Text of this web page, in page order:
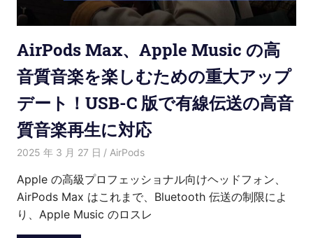
AirPods Max、Apple Music の高
音質音楽を楽しむための重大アップ
デート！USB-C 版で有線伝送の高音
質音楽再生に対応
2025 年 3 月 27 日 愛麗絲
AirPods
Apple の高級プロフェッショナル向けヘッドフォン、
AirPods Max はこれまで、Bluetooth 伝送の制限によ
り、Apple Music のロスレ